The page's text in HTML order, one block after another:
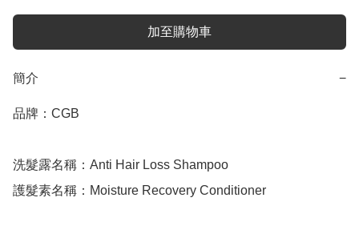
加至購物車
簡介 −
品牌：CGB
洗髮露名稱：Anti Hair Loss Shampoo
護髮素名稱：Moisture Recovery Conditioner